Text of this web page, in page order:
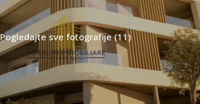
Pogledajte sve fotografije (11)